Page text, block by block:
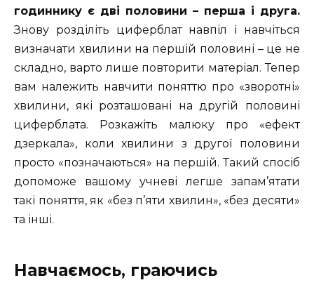
годиннику є дві половини – перша і друга.
Знову розділіть циферблат навпіл і навчіться
визначати хвилини на першій половині – це не
складно, варто лише повторити матеріал. Тепер
вам належить навчити поняттю про «зворотні»
хвилини, які розташовані на другій половині
циферблата. Розкажіть малюку про «ефект
дзеркала», коли хвилини з другої половини
просто «позначаються» на першій. Такий спосіб
допоможе вашому учневі легше запам’ятати
такі поняття, як «без п’яти хвилин», «без десяти»
та інші.
Навчаємось, граючись